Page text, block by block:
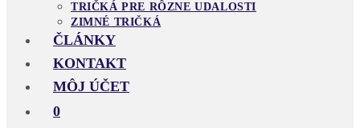
TRIČKÁ PRE RÔZNE UDALOSTI
ZIMNÉ TRIČKÁ
ČLÁNKY
KONTAKT
MÔJ ÚČET
0